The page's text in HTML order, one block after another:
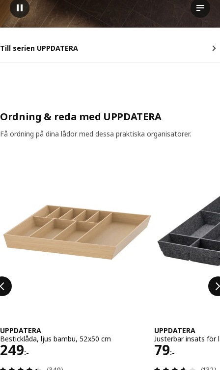
Pausa video Visa
Till serien UPPDATERA
Ordning & reda med UPPDATERA
Få ordning på dina lådor med dessa praktiska organisatörer.
UPPDATERA
Besticklåda, ljus bambu, 52x50 cm
249:-
Pris 249:-
UPPDATERA
Justerbar insats för
79:-
Pris 79:-